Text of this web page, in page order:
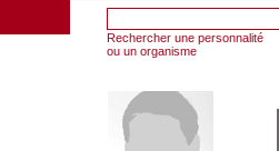
Rechercher une personnalité
ou un organisme